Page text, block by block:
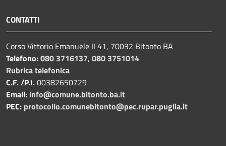
CONTATTI
Corso Vittorio Emanuele II 41, 70032 Bitonto BA
Telefono:080 3716137, 080 3751014
Rubrica telefonica
C.F. /P.I.00382650729
Email: info@comune.bitonto.ba.it
PEC: protocollo.comunebitonto@pec.rupar.puglia.it